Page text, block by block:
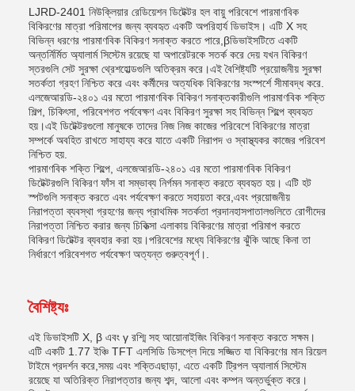
LJRD-2401 নিউক্লিয়ার রেডিয়েশন ডিটেক্টর হল বায়ু পরিবেশে পারমাণবিক
বিকিরণের মাত্রা পরিমাপের জন্য ব্যবহৃত একটি অপরিহার্য ডিভাইস। এটি Χ সহ
বিভিন্ন ধরণের পারমাণবিক বিকিরণ সনাক্ত করতে পারে,βডিভাইসটিতে একটি
অন্তর্নির্মিত অ্যালার্ম সিস্টেম রয়েছে যা অপারেটরকে সতর্ক করে দেয় যখন বিকিরণ
স্তরগুলি সেট সুরক্ষা থ্রেশহোল্ডগুলি অতিক্রম করে।এই বৈশিষ্ট্যটি প্রয়োজনীয় সুরক্ষা
সতর্কতা গ্রহণ নিশ্চিত করে এবং কর্মীদের অত্যধিক বিকিরণের সংস্পর্শে সীমাবদ্ধ করে.
এলজেআরডি-২৪০১ এর মতো পারমাণবিক বিকিরণ সনাক্তকারীগুলি পারমাণবিক শক্তি
শিল্প, চিকিৎসা, পরিবেশগত পর্যবেক্ষণ এবং বিকিরণ সুরক্ষা সহ বিভিন্ন শিল্পে ব্যবহৃত
হয়।এই ডিটেক্টরগুলো মানুষকে তাদের নিজ নিজ কাজের পরিবেশে বিকিরণের মাত্রা
সম্পর্কে অবহিত রাখতে সাহায্য করে যাতে একটি নিরাপদ ও স্বাস্থ্যকর কাজের পরিবেশ
নিশ্চিত হয়.
পারমাণবিক শক্তি শিল্পে, এলজেআরডি-২৪০১ এর মতো পারমাণবিক বিকিরণ
ডিটেক্টরগুলি বিকিরণ ফাঁস বা সম্ভাব্য নির্গমন সনাক্ত করতে ব্যবহৃত হয়। এটি হট
স্পটগুলি সনাক্ত করতে এবং পর্যবেক্ষণ করতে সহায়তা করে,এবং প্রয়োজনীয়
নিরাপত্তা ব্যবস্থা গ্রহণের জন্য প্রাথমিক সতর্কতা প্রদানহাসপাতালগুলিতে রোগীদের
নিরাপত্তা নিশ্চিত করার জন্য চিকিত্সা এলাকায় বিকিরণের মাত্রা পরিমাপ করতে
বিকিরণ ডিটেক্টর ব্যবহার করা হয়।পরিবেশের মধ্যে বিকিরণের ঝুঁকি আছে কিনা তা
নির্ধারণে পরিবেশগত পর্যবেক্ষণ অত্যন্ত গুরুত্বপূর্ণ।.
বৈশিষ্ট্যঃ
এই ডিভাইসটি X, β এবং γ রশ্মি সহ আয়োনাইজিং বিকিরণ সনাক্ত করতে সক্ষম।
এটি একটি 1.77 ইঞ্চি TFT এলসিডি ডিসপ্লে দিয়ে সজ্জিত যা বিকিরণের মান রিয়েল
টাইমে প্রদর্শন করে,সময় এবং শক্তিএছাড়া, এতে একটি ট্রিপল অ্যালার্ম সিস্টেম
রয়েছে যা অতিরিক্ত নিরাপত্তার জন্য শব্দ, আলো এবং কম্পন অন্তর্ভুক্ত করে।